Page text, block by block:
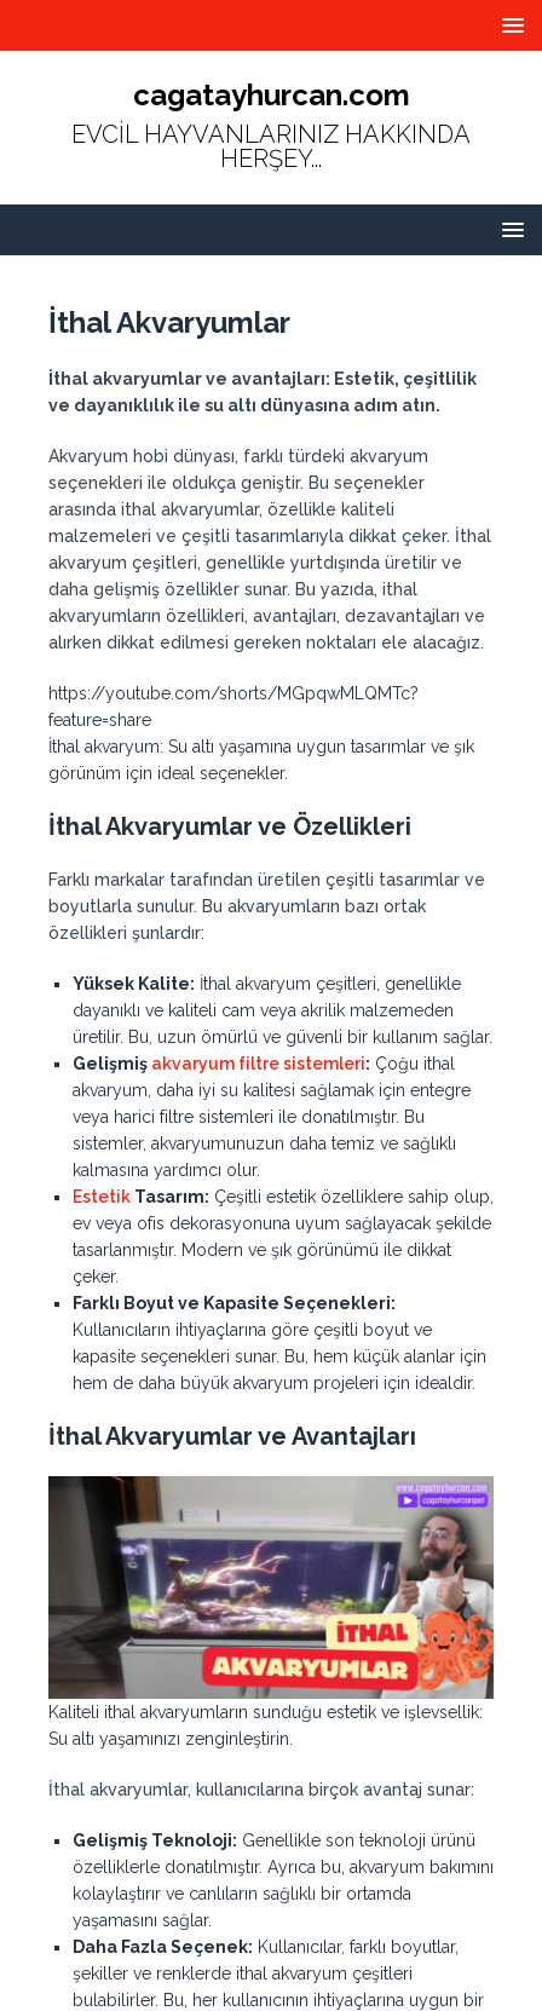
cagatayhurcan.com
EVCİL HAYVANLARINIZ HAKKINDA
HERŞEY...
İthal Akvaryumlar
İthal akvaryumlar ve avantajları: Estetik, çeşitlilik
ve dayanıklılık ile su altı dünyasına adım atın.
Akvaryum hobi dünyası, farklı türdeki akvaryum
seçenekleri ile oldukça geniştir. Bu seçenekler
arasında ithal akvaryumlar, özellikle kaliteli
malzemeleri ve çeşitli tasarımlarıyla dikkat çeker. İthal
akvaryum çeşitleri, genellikle yurtdışında üretilir ve
daha gelişmiş özellikler sunar. Bu yazıda, ithal
akvaryumların özellikleri, avantajları, dezavantajları ve
alırken dikkat edilmesi gereken noktaları ele alacağız.
https://youtube.com/shorts/MGpqwMLQMTc?
feature=share
İthal akvaryum: Su altı yaşamına uygun tasarımlar ve şık
görünüm için ideal seçenekler.
İthal Akvaryumlar ve Özellikleri
Farklı markalar tarafından üretilen çeşitli tasarımlar ve
boyutlarla sunulur. Bu akvaryumların bazı ortak
özellikleri şunlardır:
Yüksek Kalite: İthal akvaryum çeşitleri, genellikle
dayanıklı ve kaliteli cam veya akrilik malzemeden
üretilir. Bu, uzun ömürlü ve güvenli bir kullanım sağlar.
Gelişmiş akvaryum filtre sistemleri: Çoğu ithal
akvaryum, daha iyi su kalitesi sağlamak için entegre
veya harici filtre sistemleri ile donatılmıştır. Bu
sistemler, akvaryumunuzun daha temiz ve sağlıklı
kalmasına yardımcı olur.
Estetik Tasarım: Çeşitli estetik özelliklere sahip olup,
ev veya ofis dekorasyonuna uyum sağlayacak şekilde
tasarlanmıştır. Modern ve şık görünümü ile dikkat
çeker.
Farklı Boyut ve Kapasite Seçenekleri:
Kullanıcıların ihtiyaçlarına göre çeşitli boyut ve
kapasite seçenekleri sunar. Bu, hem küçük alanlar için
hem de daha büyük akvaryum projeleri için idealdir.
İthal Akvaryumlar ve Avantajları
Kaliteli ithal akvaryumların sunduğu estetik ve işlevsellik:
Su altı yaşamınızı zenginleştirin.
İthal akvaryumlar, kullanıcılarına birçok avantaj sunar:
Gelişmiş Teknoloji: Genellikle son teknoloji ürünü
özelliklerle donatılmıştır. Ayrıca bu, akvaryum bakımını
kolaylaştırır ve canlıların sağlıklı bir ortamda
yaşamasını sağlar.
Daha Fazla Seçenek: Kullanıcılar, farklı boyutlar,
şekiller ve renklerde ithal akvaryum çeşitleri
bulabilirler. Bu, her kullanıcının ihtiyaçlarına uygun bir